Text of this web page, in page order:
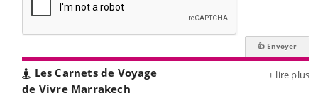
Les Carnets de Voyage
de Vivre Marrakech
+ lire plus